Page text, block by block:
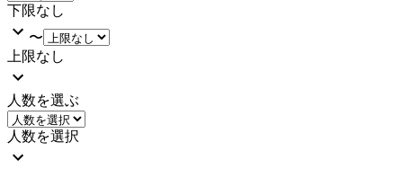
下限なし
〜
上限なし
人数を選ぶ
人数を選択